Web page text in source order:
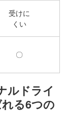
受けに
くい
〇
ルドライ
る6つの